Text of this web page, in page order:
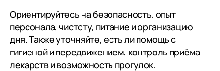
Борисович
песни
концертах
Ориентируйтесь на безопасность, опыт
персонала, чистоту, питание и организацию
дня. Также уточняйте, есть ли помощь с
гигиеной и передвижением, контроль приёма
лекарств и возможность прогулок.